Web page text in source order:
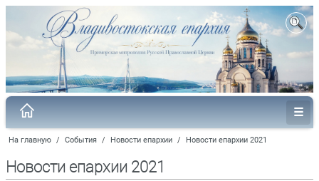
На главную / События / Новости епархии / Новости епархии 2021
Новости епархии 2021